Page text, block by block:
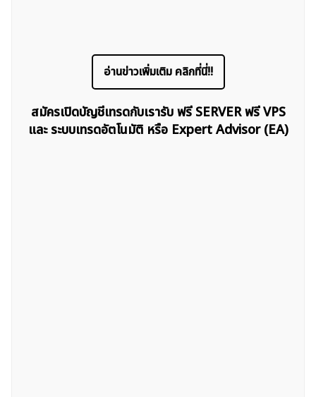
อ่านข่าวเพิ่มเติม คลิกที่นี่!!
สมัครเปิดบัญชีเทรดกับเรารับ ฟรี SERVER ฟรี VPS
และ ระบบเทรดอัตโนมัติ หรือ Expert Advisor (EA)